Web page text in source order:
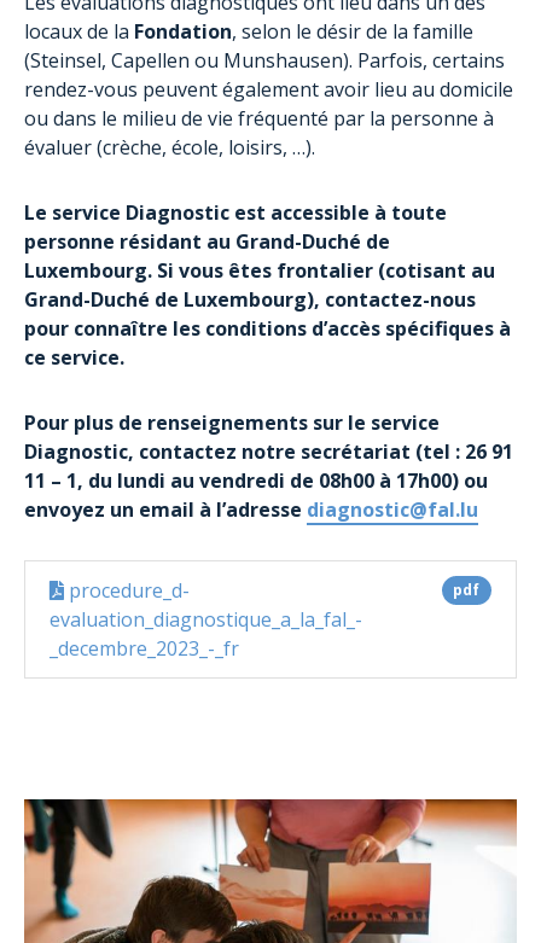
locaux de la Fondation, selon le désir de la famille
(Steinsel, Capellen ou Munshausen). Parfois, certains
rendez-vous peuvent également avoir lieu au domicile
ou dans le milieu de vie fréquenté par la personne à
évaluer (crèche, école, loisirs, …).
Le service Diagnostic est accessible à toute
personne résidant au Grand-Duché de
Luxembourg. Si vous êtes frontalier (cotisant au
Grand-Duché de Luxembourg), contactez-nous
pour connaître les conditions d’accès spécifiques à
ce service.
Pour plus de renseignements sur le service
Diagnostic, contactez notre secrétariat (tel : 26 91
11 – 1, du lundi au vendredi de 08h00 à 17h00) ou
envoyez un email à l’adresse diagnostic@fal.lu
pdf
procedure_d-
evaluation_diagnostique_a_la_fal_-
_decembre_2023_-_fr